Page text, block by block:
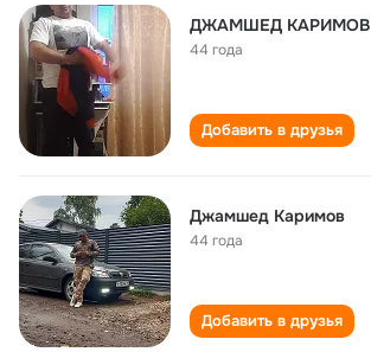
ДЖАМШЕД КАРИМОВ
44 года
Добавить в друзья
Джамшед Каримов
44 года
Добавить в друзья